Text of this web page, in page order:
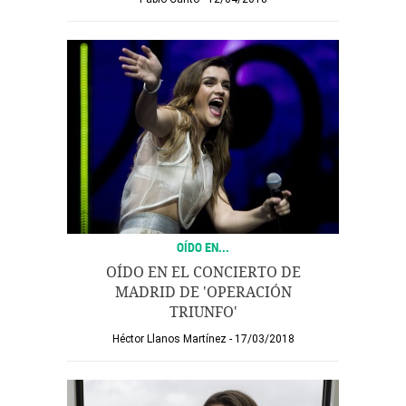
OÍDO EN...
OÍDO EN EL CONCIERTO DE
MADRID DE 'OPERACIÓN
TRIUNFO'
Héctor Llanos Martínez 17/03/2018